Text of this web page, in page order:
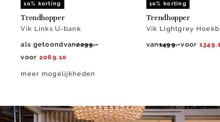
10% korting
Trendhopper
Vik Links U-bank
als getoondvan2299.-
voor 2069.10
meer mogelijkheden
10% korting
Trendhopper
Vik Lightgrey
van1499.-voor